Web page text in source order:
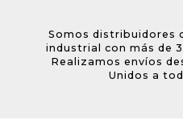
Somos distribuidores
industrial con más de
Realizamos envíos
Unidos a